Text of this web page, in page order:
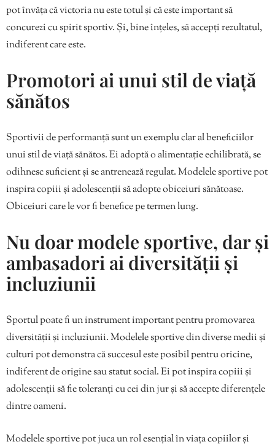
pot învăța că victoria nu este totul și că este important să
concurezi cu spirit sportiv. Și, bine înțeles, să accepți rezultatul,
indiferent care este.
Promotori ai unui stil de viață
sănătos
Sportivii de performanță sunt un exemplu clar al beneficiilor
unui stil de viață sănătos. Ei adoptă o alimentație echilibrată, se
odihnesc suficient și se antrenează regulat. Modelele sportive pot
inspira copiii și adolescenții să adopte obiceiuri sănătoase.
Obiceiuri care le vor fi benefice pe termen lung.
Nu doar modele sportive, dar și
ambasadori ai diversității și
incluziunii
Sportul poate fi un instrument important pentru promovarea
diversității și incluziunii. Modelele sportive din diverse medii și
culturi pot demonstra că succesul este posibil pentru oricine,
indiferent de origine sau statut social. Ei pot inspira copiii și
adolescenții să fie toleranți cu cei din jur și să accepte diferențele
dintre oameni.
Modelele sportive pot juca un rol esențial în viața copiilor și